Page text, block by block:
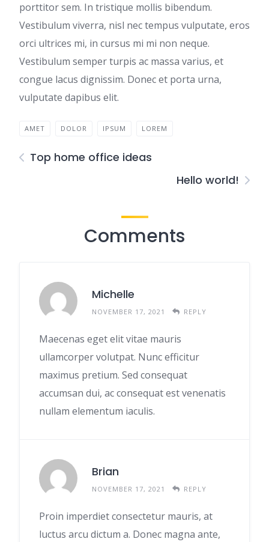
porttitor sem. In tristique mollis bibendum.
Vestibulum viverra, nisl nec tempus vulputate, eros
orci ultrices mi, in cursus mi mi non neque.
Vestibulum semper turpis ac massa varius, et
congue lacus dignissim. Donec et porta urna,
vulputate dapibus elit.
AMET DOLOR IPSUM LOREM
Top home office ideas
Hello world!
Comments
Michelle
NOVEMBER 17, 2021 REPLY
Maecenas eget elit vitae mauris
ullamcorper volutpat. Nunc efficitur
maximus pretium. Sed consequat
accumsan dui, ac consequat est venenatis
nullam elementum iaculis.
Brian
NOVEMBER 17, 2021 REPLY
Proin imperdiet consectetur mauris, at
luctus arcu dictum a. Donec magna ante,